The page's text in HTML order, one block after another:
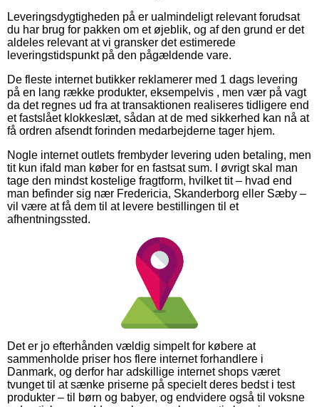
Leveringsdygtigheden på er ualmindeligt relevant forudsat
du har brug for pakken om et øjeblik, og af den grund er det
aldeles relevant at vi gransker det estimerede
leveringstidspunkt på den pågældende vare.
De fleste internet butikker reklamerer med 1 dags levering
på en lang række produkter, eksempelvis , men vær på vagt
da det regnes ud fra at transaktionen realiseres tidligere end
et fastslået klokkeslæt, sådan at de med sikkerhed kan nå at
få ordren afsendt forinden medarbejderne tager hjem.
Nogle internet outlets frembyder levering uden betaling, men
tit kun ifald man køber for en fastsat sum. I øvrigt skal man
tage den mindst kostelige fragtform, hvilket tit – hvad end
man befinder sig nær Fredericia, Skanderborg eller Sæby –
vil være at få dem til at levere bestillingen til et
afhentningssted.
Det er jo efterhånden vældig simpelt for købere at
sammenholde priser hos flere internet forhandlere i
Danmark, og derfor har adskillige internet shops været
tvunget til at sænke priserne på specielt deres bedst i test
produkter – til børn og babyer, og endvidere også til voksne